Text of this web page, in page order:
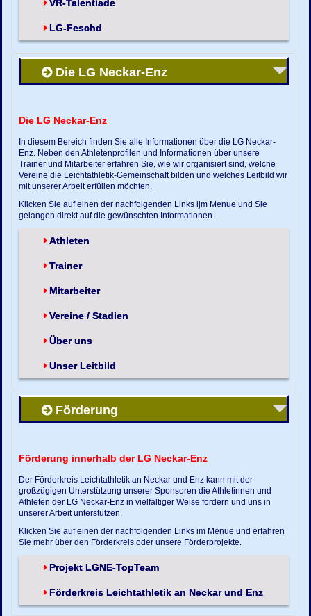
VR-Talentiade
LG-Feschd
Die LG Neckar-Enz
Die LG Neckar-Enz
In diesem Bereich finden Sie alle Informationen über die LG Neckar-
Enz. Neben den Athletenprofilen und Informationen über unsere
Trainer und Mitarbeiter erfahren Sie, wie wir organisiert sind, welche
Vereine die Leichtathletik-Gemeinschaft bilden und welches Leitbild wir
mit unserer Arbeit erfüllen möchten.
Klicken Sie auf einen der nachfolgenden Links ijm Menue und Sie
gelangen direkt auf die gewünschten Informationen.
Athleten
Trainer
Mitarbeiter
Vereine / Stadien
Über uns
Unser Leitbild
Förderung
Förderung innerhalb der LG Neckar-Enz
Der Förderkreis Leichtathletik an Neckar und Enz kann mit der
großzügigen Unterstützung unserer Sponsoren die Athletinnen und
Athleten der LG Neckar-Enz in vielfältiger Weise fördern und uns in
unserer Arbeit unterstützen.
Klicken Sie auf einen der nachfolgenden Links im Menue und erfahren
Sie mehr über den Förderkreis oder unsere Förderprojekte.
Projekt LGNE-TopTeam
Förderkreis Leichtathletik an Neckar und Enz